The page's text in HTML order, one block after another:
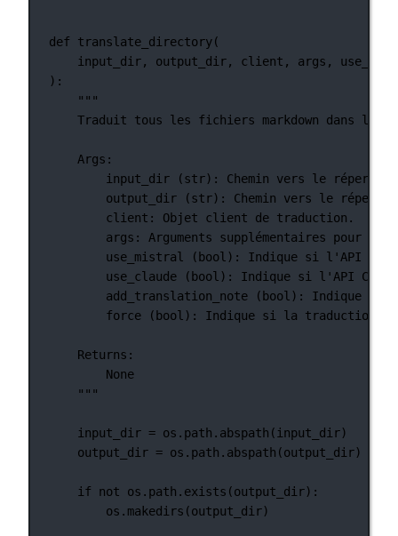
def translate_directory(
input_dir, output_dir, client, args,
):
"""
Traduit tous les fichiers markdown dans le
Args:
input_dir (str): Chemin vers le
output_dir (str): Chemin vers le
client: Objet client de traduction.
args: Arguments supplémentaires pour la
use_mistral (bool): Indique si l'API
use_claude (bool): Indique si l'API
add_translation_note (bool): Indique si
force (bool): Indique si la traduction
Returns:
None
"""
input_dir = os.path.abspath(input_dir)
output_dir = os.path.abspath(output_dir)
if not os.path.exists(output_dir):
os.makedirs(output_dir)